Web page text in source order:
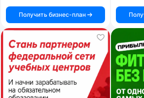
Получить бизнес-план